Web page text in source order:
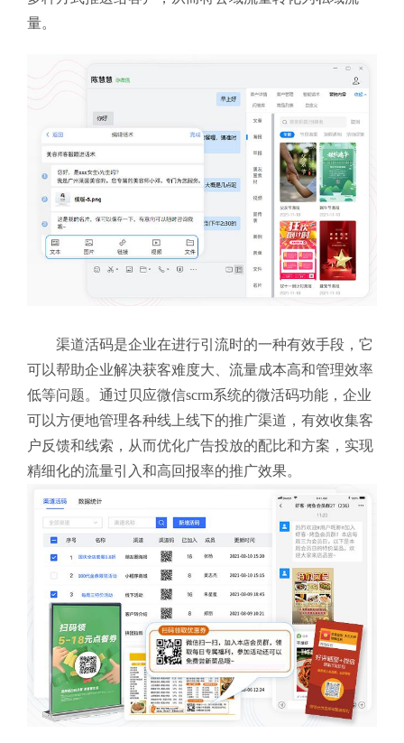
量。
渠道活码是企业在进行引流时的一种有效手段，它
可以帮助企业解决获客难度大、流量成本高和管理效率
低等问题。通过贝应微信scrm系统的微活码功能，企业
可以方便地管理各种线上线下的推广渠道，有效收集客
户反馈和线索，从而优化广告投放的配比和方案，实现
精细化的流量引入和高回报率的推广效果。